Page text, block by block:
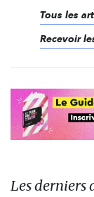
Tous les
Recevoir
Les derniers